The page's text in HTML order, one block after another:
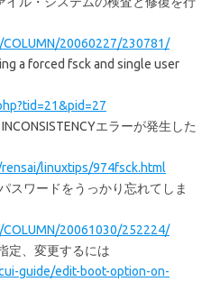
20060227/230781/
a forced fsck and single user
エラーが発生した
linuxtips/974fsck.html
スワードをうっかり忘れてしま
20061030/252224/
定、変更するには
guide/edit-boot-option-on-